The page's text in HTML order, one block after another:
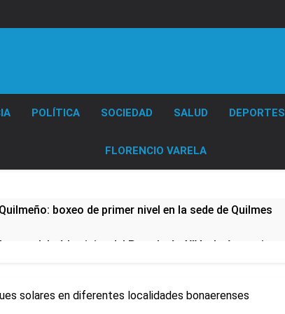
POLÍTICA SOCIEDAD SALUD DEPORTES
FLORENCIO VARELA
boxeo de primer nivel en la sede de Quilmes
celebró la visita del Papa León XIV a la Argentina
solares en diferentes localidades bonaerenses